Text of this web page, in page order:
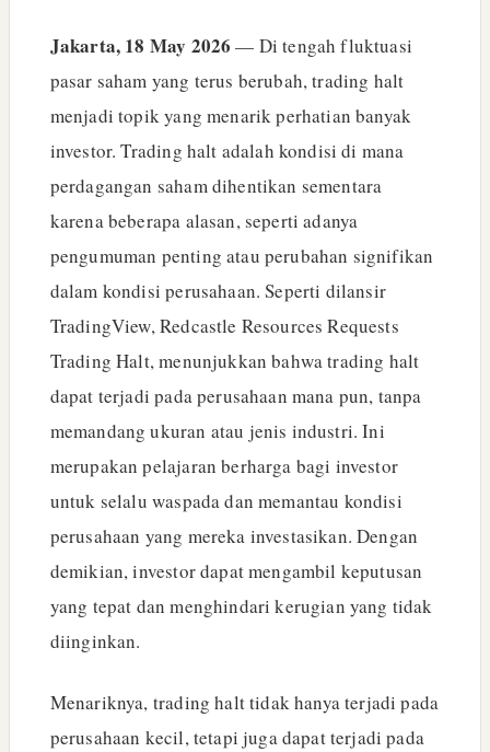
Jakarta, 18 May 2026 — Di tengah fluktuasi
pasar saham yang terus berubah, trading halt
menjadi topik yang menarik perhatian banyak
investor. Trading halt adalah kondisi di mana
perdagangan saham dihentikan sementara
karena beberapa alasan, seperti adanya
pengumuman penting atau perubahan signifikan
dalam kondisi perusahaan. Seperti dilansir
TradingView, Redcastle Resources Requests
Trading Halt, menunjukkan bahwa trading halt
dapat terjadi pada perusahaan mana pun, tanpa
memandang ukuran atau jenis industri. Ini
merupakan pelajaran berharga bagi investor
untuk selalu waspada dan memantau kondisi
perusahaan yang mereka investasikan. Dengan
demikian, investor dapat mengambil keputusan
yang tepat dan menghindari kerugian yang tidak
diinginkan.
Menariknya, trading halt tidak hanya terjadi pada
perusahaan kecil, tetapi juga dapat terjadi pada